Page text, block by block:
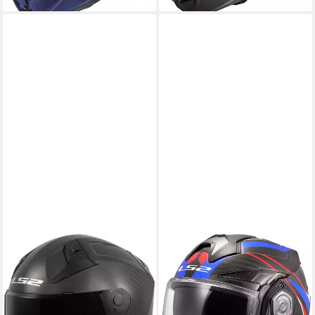
Motorradhelm FF811 Vector
II Carbon Helm,
Notfallsystem-Polsterung
Motorradhelm FF901 Advant
X Carbon Future II Klapphelm,
vorbereitet für